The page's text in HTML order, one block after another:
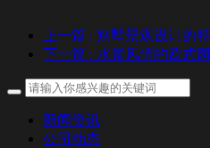
上一篇 : 别墅景观设计的
下一篇 : 水景风情的欧式
新闻资讯
公司动态